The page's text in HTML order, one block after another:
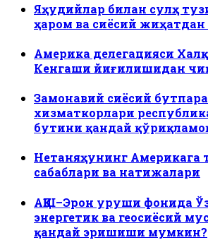
Яҳудийлар билан сулҳ
ҳаром ва сиёсий
Америка делегацияси
Кенгаши йиғилишидан
Замонавий сиёсий
хизматкорлари
бутини қандай
Нетаняҳунинг Америкага
сабаблари ва натижалари
АҚШ–Эрон уруши фонида
энергетик ва геосиёсий
қандай эришиши мумкин?